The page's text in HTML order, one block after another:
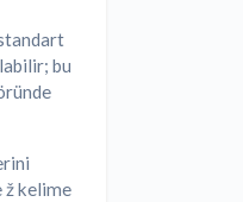
bu
ž kelime